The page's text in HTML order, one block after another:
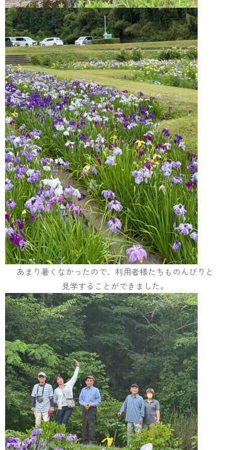
あまり暑くなかったので、利用者様たちものんびりと
見学することができました。